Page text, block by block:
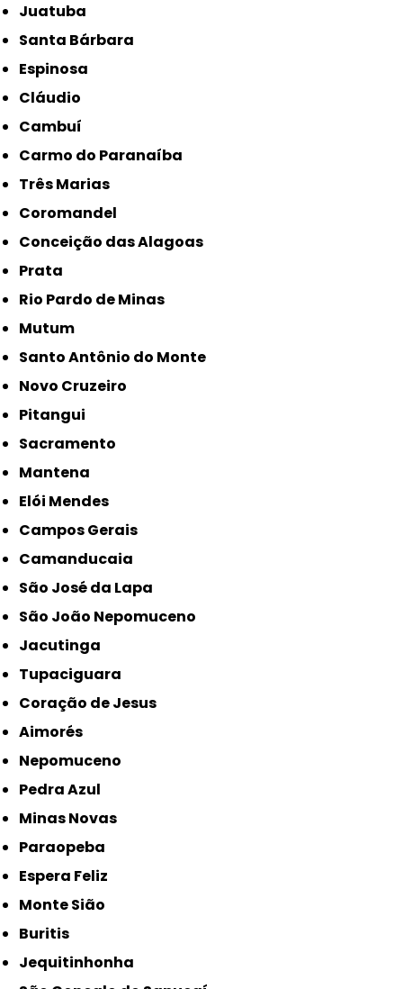
Juatuba
Santa Bárbara
Espinosa
Cláudio
Cambuí
Carmo do Paranaíba
Três Marias
Coromandel
Conceição das Alagoas
Prata
Rio Pardo de Minas
Mutum
Santo Antônio do Monte
Novo Cruzeiro
Pitangui
Sacramento
Mantena
Elói Mendes
Campos Gerais
Camanducaia
São José da Lapa
São João Nepomuceno
Jacutinga
Tupaciguara
Coração de Jesus
Aimorés
Nepomuceno
Pedra Azul
Minas Novas
Paraopeba
Espera Feliz
Monte Sião
Buritis
Jequitinhonha